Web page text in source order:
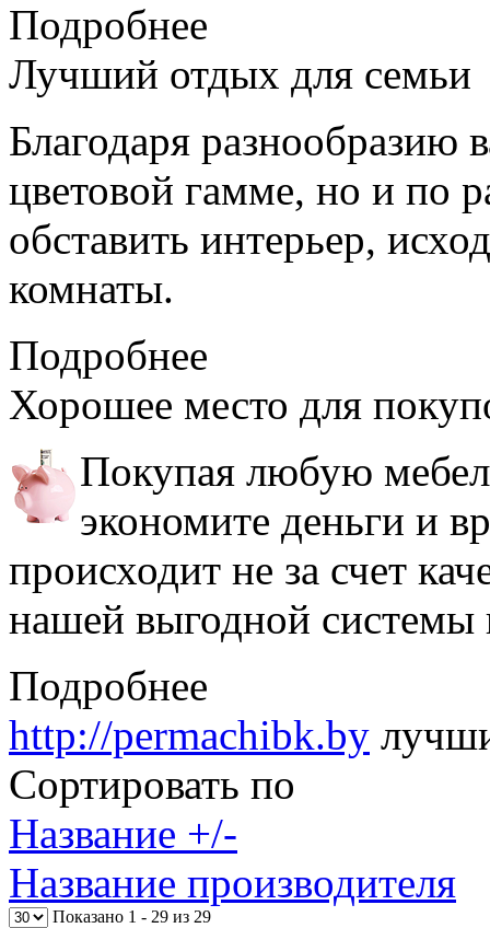
Подробнее
Лучший отдых для семьи
Благодаря разнообразию
цветовой гамме, но и по
обставить интерьер,
комнаты.
Подробнее
Хорошее место для
Покупая любую
экономите деньги и
происходит не за счет
нашей выгодной системы
Подробнее
http://permachibk.by
Сортировать по
Название +/-
Название производителя
Показано 1 - 29 из 29